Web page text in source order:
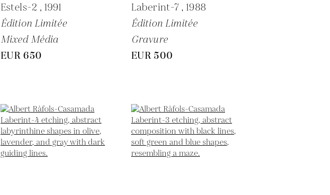
Estels-2 , 1991
Édition Limitée
Mixed Média
EUR 650
Laberint-7 , 1988
Édition Limitée
Gravure
EUR 500